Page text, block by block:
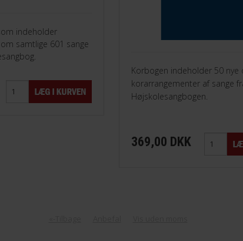
indeholder
samtlige 601 sange
Korbogen indeholder 50 nye
korarrangementer af sange
Højskolesangbogen.
369,00 DKK